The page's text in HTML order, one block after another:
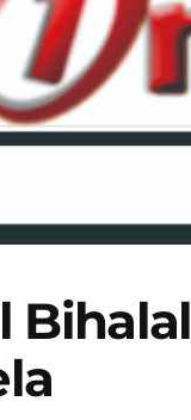
Bihalal